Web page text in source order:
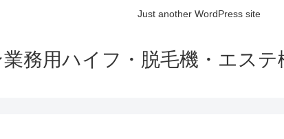
Just another WordPress site
務用ハイフ・脱毛機・エステ